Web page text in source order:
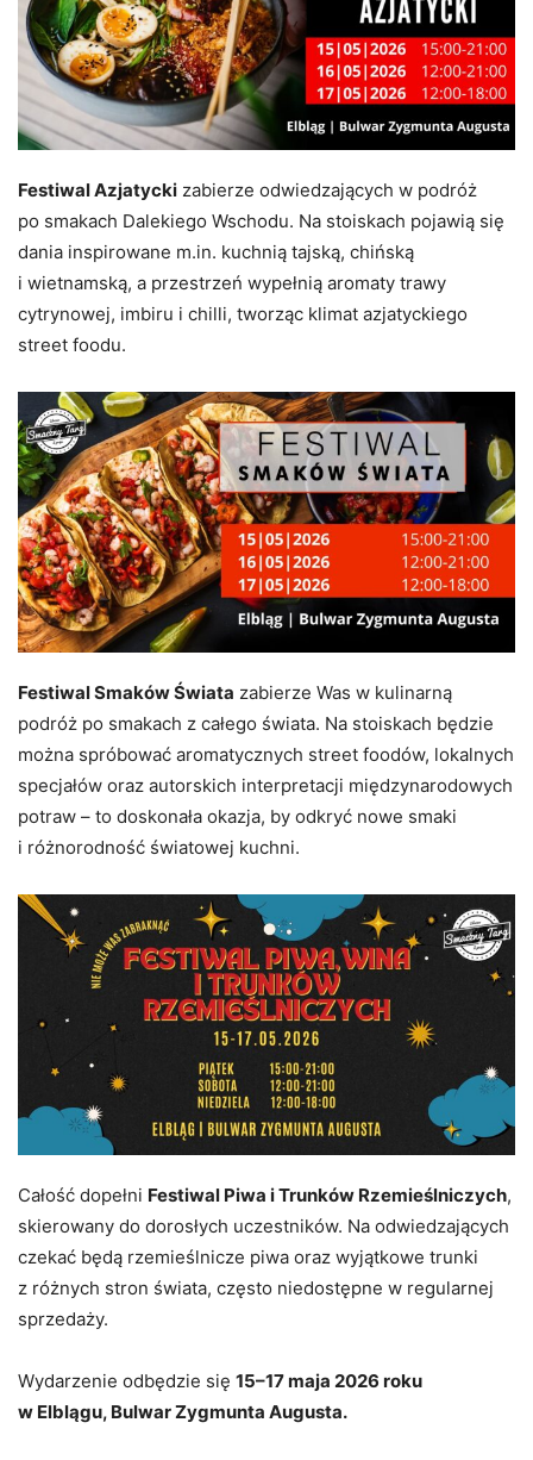
Festiwal Azjatycki zabierze odwiedzających w podróż
po smakach Dalekiego Wschodu. Na stoiskach pojawią się
dania inspirowane m.in. kuchnią tajską, chińską
i wietnamską, a przestrzeń wypełnią aromaty trawy
cytrynowej, imbiru i chilli, tworząc klimat azjatyckiego
street foodu.
Festiwal Smaków Świata zabierze Was w kulinarną
podróż po smakach z całego świata. Na stoiskach będzie
można spróbować aromatycznych street foodów, lokalnych
specjałów oraz autorskich interpretacji międzynarodowych
potraw – to doskonała okazja, by odkryć nowe smaki
i różnorodność światowej kuchni.
Całość dopełni Festiwal Piwa i Trunków Rzemieślniczych,
skierowany do dorosłych uczestników. Na odwiedzających
czekać będą rzemieślnicze piwa oraz wyjątkowe trunki
z różnych stron świata, często niedostępne w regularnej
sprzedaży.
Wydarzenie odbędzie się 15–17 maja 2026 roku
w Elblągu, Bulwar Zygmunta Augusta.